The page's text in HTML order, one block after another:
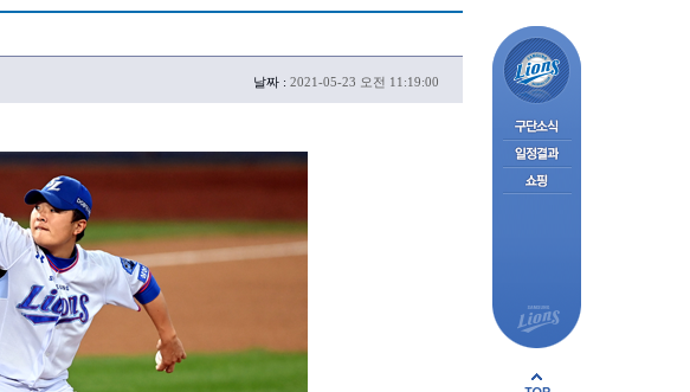
날짜 : 2021-05-23 오전 11:19:00